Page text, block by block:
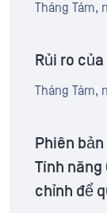
Tháng Tám,
Rủi ro
Tháng Tám,
Phiên
Tính năng
chỉnh để